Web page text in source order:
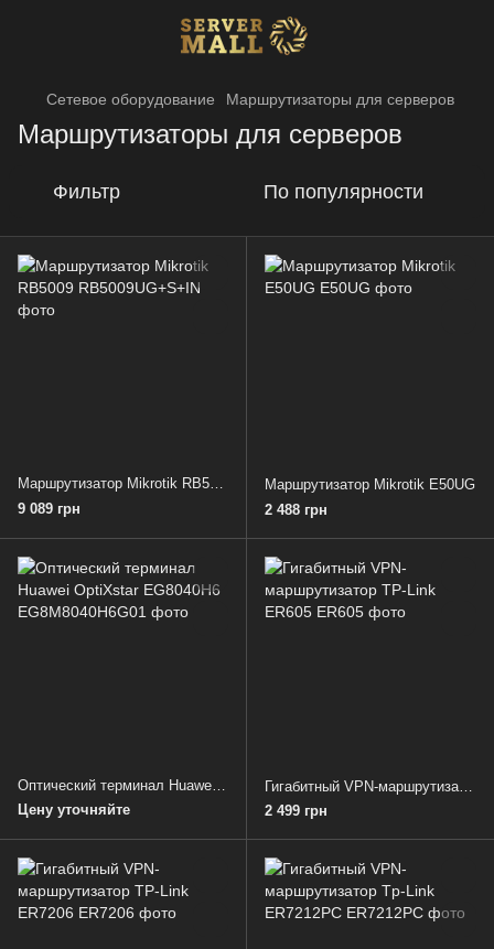
Сетевое оборудование Маршрутизаторы для серверов
Маршрутизаторы для серверов
Фильтр По популярности
Маршрутизатор Mikrotik RB5009
9 089 грн
Маршрутизатор Mikrotik E50UG
2 488 грн
Цену уточняйте
2 499 грн